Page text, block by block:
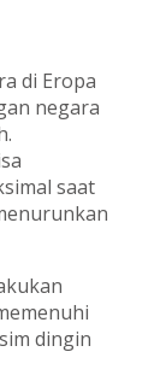
di Eropa
negara
saat
dingin